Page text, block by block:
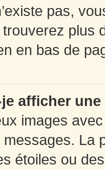
pas,
plus
en bas de
afficher
images
La
étoiles ou